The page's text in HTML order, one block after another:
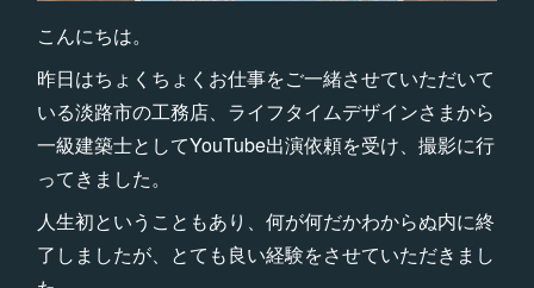
こんにちは。
昨日はちょくちょくお仕事をご一緒させていただいて
いる淡路市の工務店、ライフタイムデザインさまから
一級建築士としてYouTube出演依頼を受け、撮影に行
ってきました。
人生初ということもあり、何が何だかわからぬ内に終
了しましたが、とても良い経験をさせていただきまし